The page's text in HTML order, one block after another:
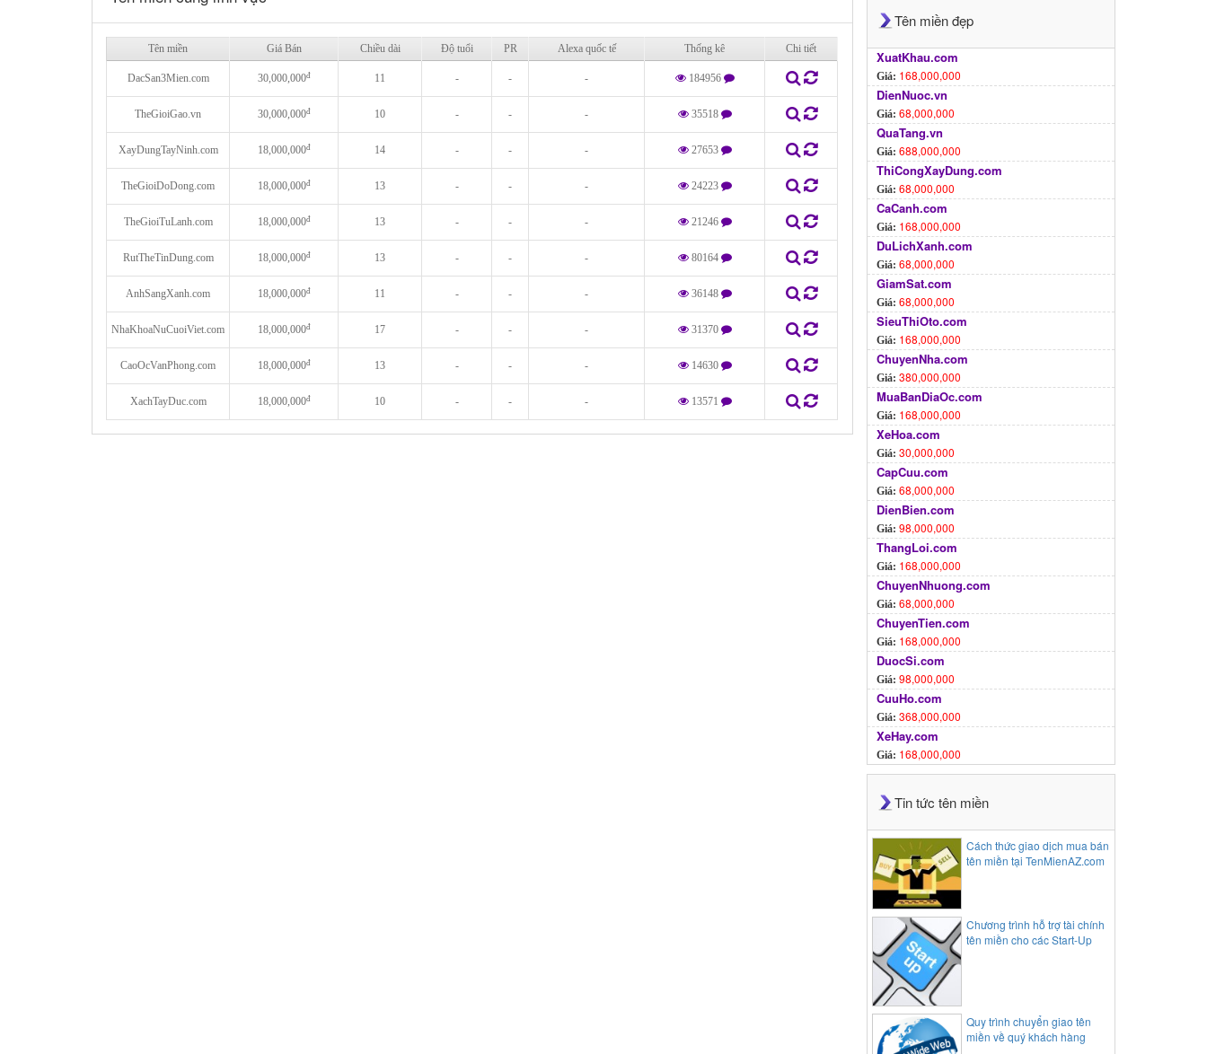
Tên miền Giá Bán Chiều dài Độ tuổi PR Alexa quốc tế Thống kê Chi tiết
DacSan3Mien.com 30,000,000đ 11 - - - 184956
TheGioiGao.vn 30,000,000đ 10 - - - 35518
XayDungTayNinh.com 18,000,000đ 14 - - - 27653
TheGioiDoDong.com 18,000,000đ 13 - - - 24223
TheGioiTuLanh.com 18,000,000đ 13 - - - 21246
RutTheTinDung.com 18,000,000đ 13 - - - 80164
AnhSangXanh.com 18,000,000đ 11 - - - 36148
NhaKhoaNuCuoiViet.com 18,000,000đ 17 - - - 31370
CaoOcVanPhong.com 18,000,000đ 13 - - - 14630
XachTayDuc.com 18,000,000đ 10 - - - 13571
Tên miền đẹp
XuatKhau.com
Giá: 168,000,000
DienNuoc.vn
Giá: 68,000,000
QuaTang.vn
Giá: 688,000,000
ThiCongXayDung.com
Giá: 68,000,000
CaCanh.com
Giá: 168,000,000
DuLichXanh.com
Giá: 68,000,000
GiamSat.com
Giá: 68,000,000
SieuThiOto.com
Giá: 168,000,000
ChuyenNha.com
Giá: 380,000,000
MuaBanDiaOc.com
Giá: 168,000,000
XeHoa.com
Giá: 30,000,000
CapCuu.com
Giá: 68,000,000
DienBien.com
Giá: 98,000,000
ThangLoi.com
Giá: 168,000,000
ChuyenNhuong.com
Giá: 68,000,000
ChuyenTien.com
Giá: 168,000,000
DuocSi.com
Giá: 98,000,000
CuuHo.com
Giá: 368,000,000
XeHay.com
Giá: 168,000,000
Tin tức tên miền
Cách thức giao dịch mua bán
tên miền tại TenMienAZ.com
Chương trình hỗ trợ tài chính
tên miền cho các Start-Up
Quy trình chuyển giao tên
miền về quý khách hàng